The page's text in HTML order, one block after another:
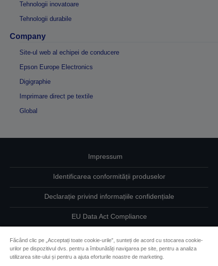
Tehnologii inovatoare
Tehnologii durabile
Company
Site-ul web al echipei de conducere
Epson Europe Electronics
Digigraphie
Imprimare direct pe textile
Global
Impressum
Identificarea conformității produselor
Declarație privind informațiile confidențiale
EU Data Act Compliance
Informaţii despre modulele cookie
Făcând clic pe „Acceptați toate cookie-urile”, sunteți de acord cu stocarea cookie-
urilor pe dispozitivul dvs. pentru a îmbunătăți navigarea pe site, pentru a analiza
utilizarea site-ului și pentru a ajuta eforturile noastre de marketing.